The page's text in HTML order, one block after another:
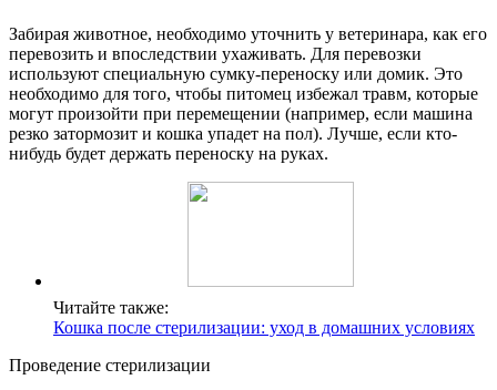
Забирая животное, необходимо уточнить у ветеринара, как его
перевозить и впоследствии ухаживать. Для перевозки
используют специальную сумку-переноску или домик. Это
необходимо для того, чтобы питомец избежал травм, которые
могут произойти при перемещении (например, если машина
резко затормозит и кошка упадет на пол). Лучше, если кто-
нибудь будет держать переноску на руках.
Читайте также:
Кошка после стерилизации: уход в домашних условиях
Проведение стерилизации